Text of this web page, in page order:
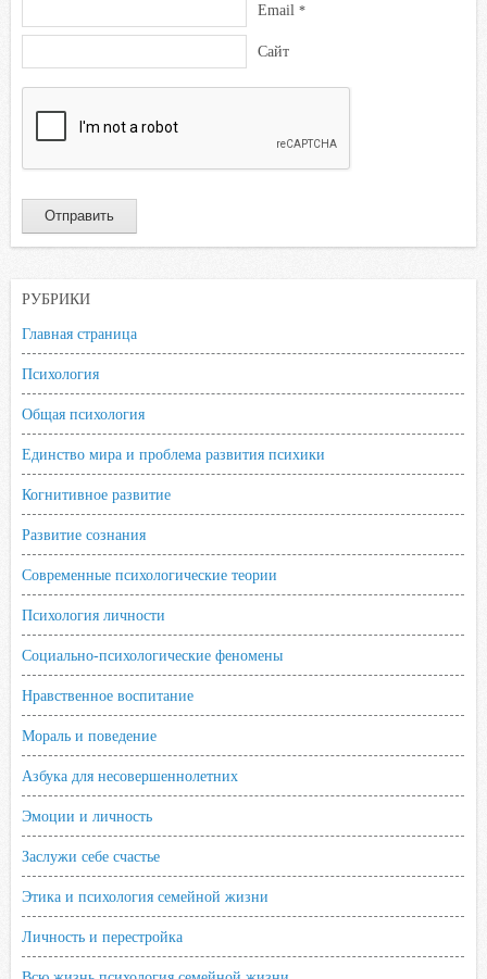
Email *
Сайт
РУБРИКИ
Главная страница
Психология
Общая психология
Единство мира и проблема развития психики
Когнитивное развитие
Развитие сознания
Современные психологические теории
Психология личности
Социально-психологические феномены
Нравственное воспитание
Мораль и поведение
Азбука для несовершеннолетних
Эмоции и личность
Заслужи себе счастье
Этика и психология семейной жизни
Личность и перестройка